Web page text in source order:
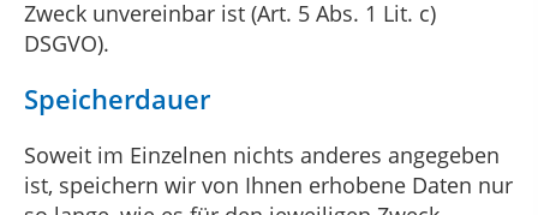
Zweck unvereinbar ist (Art. 5 Abs. 1 Lit. c)
DSGVO).
Speicherdauer
Soweit im Einzelnen nichts anderes angegeben
ist, speichern wir von Ihnen erhobene Daten nur